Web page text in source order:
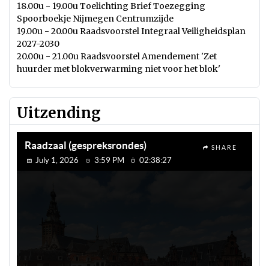
18.00u - 19.00u Toelichting Brief Toezegging
Spoorboekje Nijmegen Centrumzijde
19.00u - 20.00u Raadsvoorstel Integraal Veiligheidsplan
2027-2030
20.00u - 21.00u Raadsvoorstel Amendement 'Zet
huurder met blokverwarming niet voor het blok'
Uitzending